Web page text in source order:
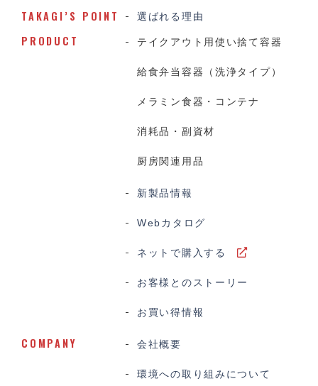
TAKAGI’S POINT 選ばれる理由
PRODUCT テイクアウト用使い捨て容器
給食弁当容器（洗浄タイプ）
メラミン食器・コンテナ
消耗品・副資材
厨房関連用品
新製品情報
Webカタログ
ネットで購入する
お客様とのストーリー
お買い得情報
COMPANY 会社概要
環境への取り組みについて